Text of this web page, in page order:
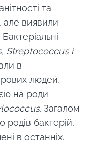
та
але виявили
Бактеріальні
Streptococcus і
в
людей,
на роди
Загалом
родів бактерій,
в останніх.